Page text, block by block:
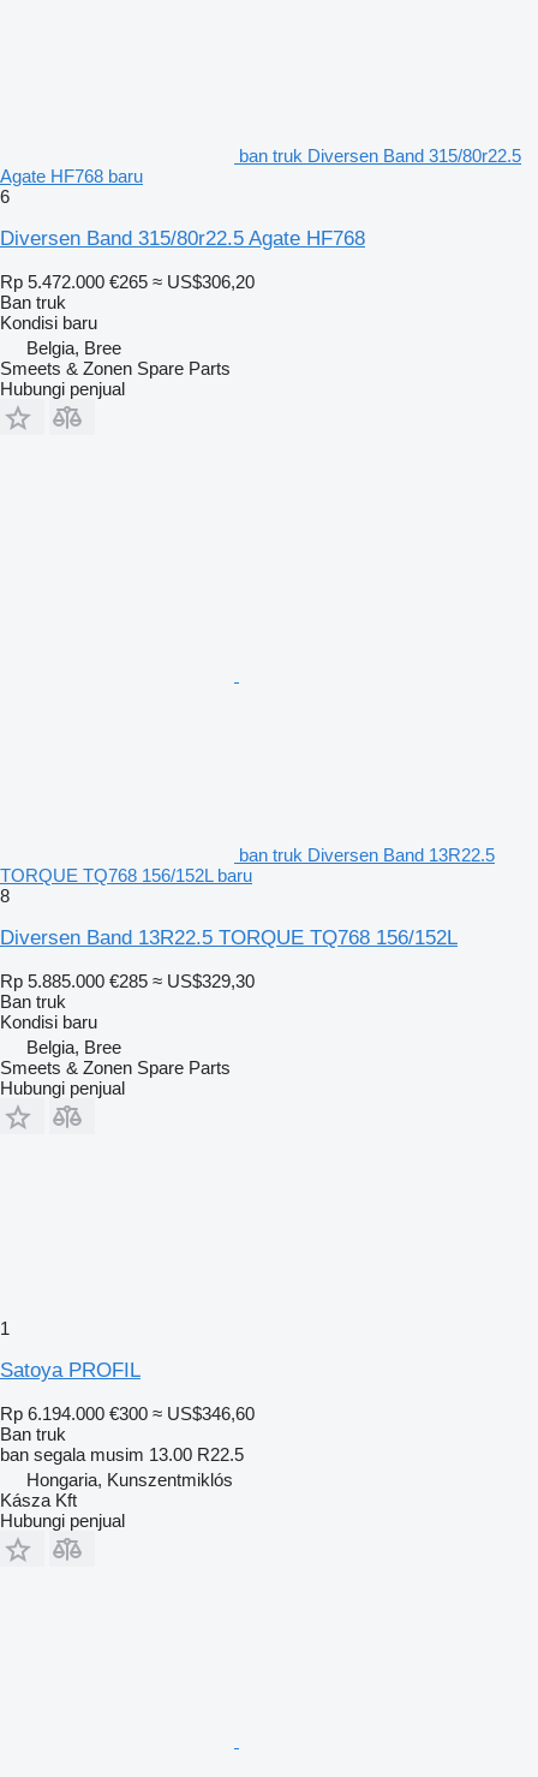
ban truk Diversen Band 315/80r22.5
Agate HF768 baru
6
Diversen Band 315/80r22.5 Agate HF768
Rp 5.472.000 €265 ≈ US$306,20
Ban truk
Kondisi baru
Belgia, Bree
Smeets & Zonen Spare Parts
Hubungi penjual
ban truk Diversen Band 13R22.5
TORQUE TQ768 156/152L baru
8
Diversen Band 13R22.5 TORQUE TQ768 156/152L
Rp 5.885.000 €285 ≈ US$329,30
Ban truk
Kondisi baru
Belgia, Bree
Smeets & Zonen Spare Parts
Hubungi penjual
1
Satoya PROFIL
Rp 6.194.000 €300 ≈ US$346,60
Ban truk
ban segala musim 13.00 R22.5
Hongaria, Kunszentmiklós
Kásza Kft
Hubungi penjual